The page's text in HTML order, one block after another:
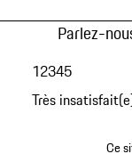
Parlez-
Très
12345
Ce